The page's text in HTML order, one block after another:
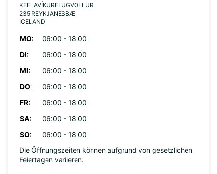
KEFLAVÍKURFLUGVÖLLUR
235 REYKJANESBÆ
ICELAND
MO:
06:00 - 18:00
DI:
06:00 - 18:00
MI:
06:00 - 18:00
DO:
06:00 - 18:00
FR:
06:00 - 18:00
SA:
06:00 - 18:00
SO:
06:00 - 18:00
Die Öffnungszeiten können aufgrund von gesetzlichen
Feiertagen variieren.